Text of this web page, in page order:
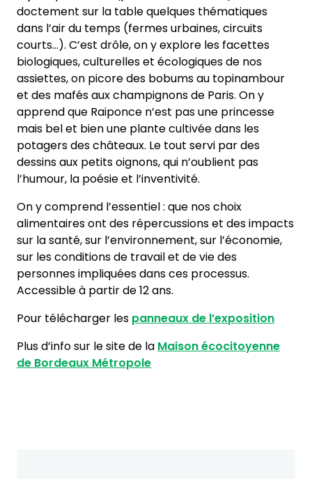
doctement sur la table quelques thématiques
dans l’air du temps (fermes urbaines, circuits
courts…). C’est drôle, on y explore les facettes
biologiques, culturelles et écologiques de nos
assiettes, on picore des bobums au topinambour
et des mafés aux champignons de Paris. On y
apprend que Raiponce n’est pas une princesse
mais bel et bien une plante cultivée dans les
potagers des châteaux. Le tout servi par des
dessins aux petits oignons, qui n’oublient pas
l’humour, la poésie et l’inventivité.
On y comprend l’essentiel : que nos choix
alimentaires ont des répercussions et des impacts
sur la santé, sur l’environnement, sur l’économie,
sur les conditions de travail et de vie des
personnes impliquées dans ces processus.
Accessible à partir de 12 ans.
Pour télécharger les panneaux de l’exposition
Plus d’info sur le site de la Maison écocitoyenne
de Bordeaux Métropole